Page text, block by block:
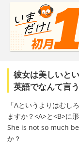
彼女は美しいと
英語でなんて言
「Aというよりはむし
ますか？<A>と<B>に
She is not so much
か？